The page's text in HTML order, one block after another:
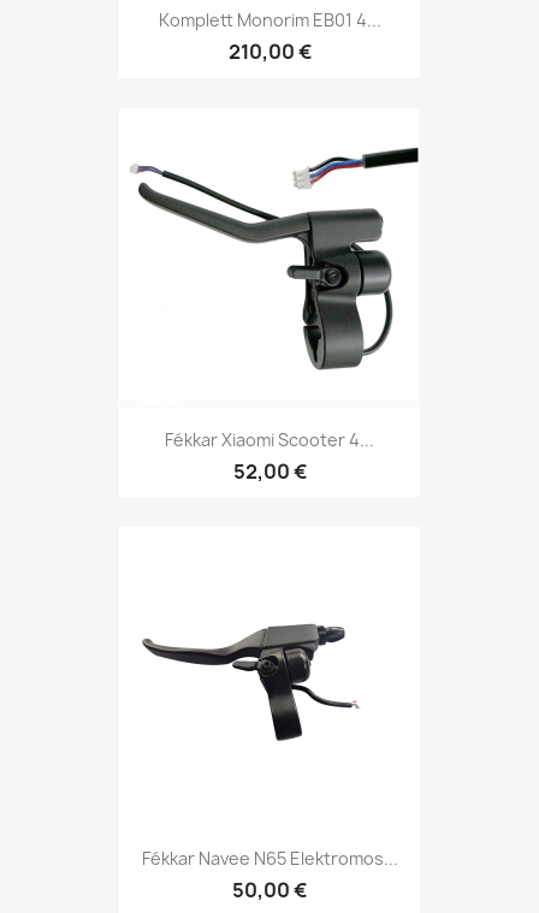
Komplett Monorim EB01 4...
210,00 €
Fékkar Xiaomi Scooter 4...
52,00 €
Fékkar Navee N65 Elektromos...
50,00 €